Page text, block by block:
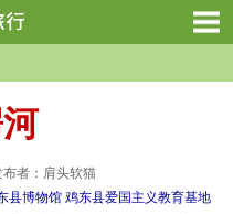
者：肩头软猫
县博物馆 鸡东县爱国主义教育基地